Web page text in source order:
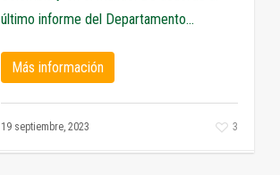
último informe del Departamento...
Más información
19 septiembre, 2023 3